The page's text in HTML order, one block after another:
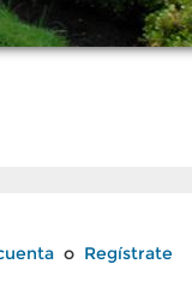
o Regístrate